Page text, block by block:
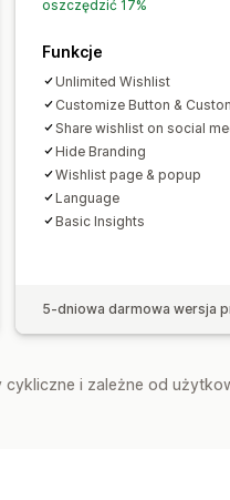
oszczędzić 17%
Funkcje
Unlimited Wishlist
Customize Button &
Share wishlist on social
Hide Branding
Wishlist page & popup
Language
Basic Insights
5-dniowa darmowa wersja
cykliczne i zależne od